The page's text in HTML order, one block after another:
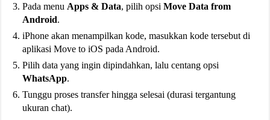
Pada menu Apps & Data, pilih opsiMove Data from
Android.
iPhone akan menampilkan kode, masukkan kode tersebut di
aplikasi Move to iOS pada Android.
Pilih data yang ingin dipindahkan, lalu centang opsi
WhatsApp.
Tunggu proses transfer hingga selesai (durasi tergantung
ukuran chat).